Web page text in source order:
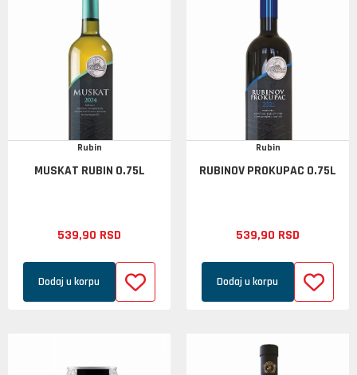
Rubin
MUSKAT RUBIN 0.75L
539,90 RSD
Dodaj u korpu
Rubin
RUBINOV PROKUPAC 0.75L
539,90 RSD
Dodaj u korpu